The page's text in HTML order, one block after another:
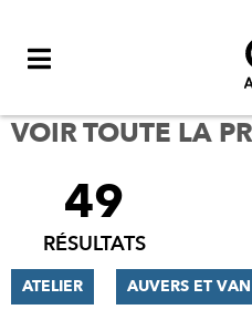
VOIR TOUTE LA
FILTRER
RÉSULTATS
49
RÉSULTATS
ATELIER AUVERS ET